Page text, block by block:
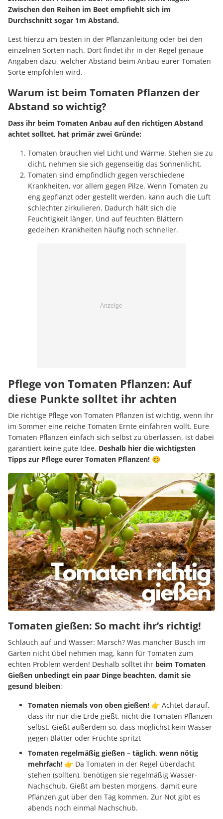
Zwischen den Reihen im Beet empfiehlt sich im
Durchschnitt sogar 1m Abstand.
Lest hierzu am besten in der Pflanzanleitung oder bei den
einzelnen Sorten nach. Dort findet ihr in der Regel genaue
Angaben dazu, welcher Abstand beim Anbau eurer Tomaten
Sorte empfohlen wird.
Warum ist beim Tomaten Pflanzen der
Abstand so wichtig?
Dass ihr beim Tomaten Anbau auf den richtigen Abstand
achtet solltet, hat primär zwei Gründe:
Tomaten brauchen viel Licht und Wärme. Stehen sie zu
dicht, nehmen sie sich gegenseitig das Sonnenlicht.
Tomaten sind empfindlich gegen verschiedene
Krankheiten, vor allem gegen Pilze. Wenn Tomaten zu
eng gepflanzt oder gestellt werden, kann auch die Luft
schlechter zirkulieren. Dadurch hält sich die
Feuchtigkeit länger. Und auf feuchten Blättern
gedeihen Krankheiten häufig noch schneller.
Pflege von Tomaten Pflanzen: Auf
diese Punkte solltet ihr achten
Die richtige Pflege von Tomaten Pflanzen ist wichtig, wenn ihr
im Sommer eine reiche Tomaten Ernte einfahren wollt. Eure
Tomaten Pflanzen einfach sich selbst zu überlassen, ist dabei
garantiert keine gute Idee. Deshalb hier die wichtigsten
Tipps zur Pflege eurer Tomaten Pflanzen! 😊
Tomaten gießen: So macht ihr’s richtig!
Schlauch auf und Wasser: Marsch? Was mancher Busch im
Garten nicht übel nehmen mag, kann für Tomaten zum
echten Problem werden! Deshalb solltet ihr beim Tomaten
Gießen unbedingt ein paar Dinge beachten, damit sie
gesund bleiben:
Tomaten niemals von oben gießen! 👉 Achtet darauf,
dass ihr nur die Erde gießt, nicht die Tomaten Pflanzen
selbst. Gießt außerdem so, dass möglichst kein Wasser
gegen Blätter oder Früchte spritzt
Tomaten regelmäßig gießen – täglich, wenn nötig
mehrfach! 👉 Da Tomaten in der Regel überdacht
stehen (sollten), benötigen sie regelmäßig Wasser-
Nachschub. Gießt am besten morgens, damit eure
Pflanzen gut über den Tag kommen. Zur Not gibt es
abends noch einmal Nachschub.